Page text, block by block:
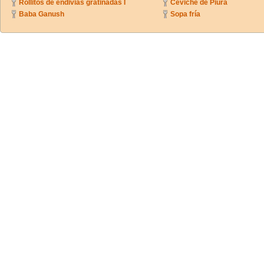
Rollitos de endivias gratinadas I
Baba Ganush
Ceviche de Piura
Sopa fría